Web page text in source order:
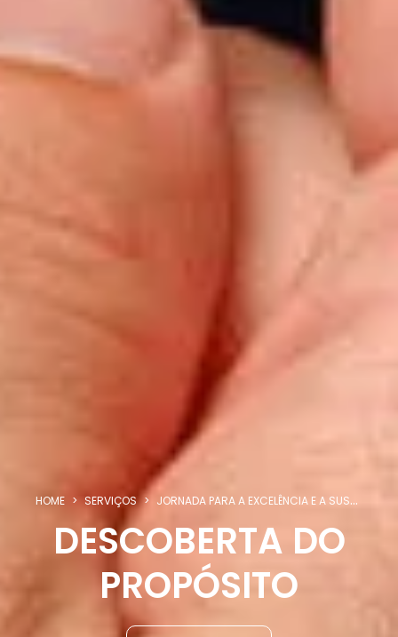
HOME SERVIÇOS JORNADA PARA A EXCELÊNCIA E A SUSTENTAÇÃO DA ESTRATÉGIA
DESCOBERTA DO
PROPÓSITO